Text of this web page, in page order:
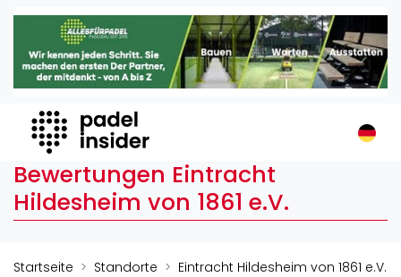
Padel Insider
Home
Organisationen
Buchungssysteme
Padel-Shops
Padel-Marken
Verschiedenes
Bewertungen Eintracht
Hildesheim von 1861 e.V.
Startseite Standorte
Eintracht Hildesheim von 1861 e.V.